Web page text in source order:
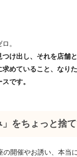
。
け出し、それを店舗
めていること、なり
です。
をちょっと捨
開催やお誘い、本当